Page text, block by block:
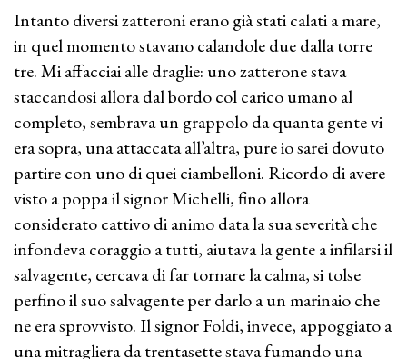
Intanto diversi zatteroni erano già stati calati a mare,
in quel momento stavano calandole due dalla torre
tre. Mi affacciai alle draglie: uno zatterone stava
staccandosi allora dal bordo col carico umano al
completo, sembrava un grappolo da quanta gente vi
era sopra, una attaccata all’altra, pure io sarei dovuto
partire con uno di quei ciambelloni. Ricordo di avere
visto a poppa il signor Michelli, fino allora
considerato cattivo di animo data la sua severità che
infondeva coraggio a tutti, aiutava la gente a infilarsi il
salvagente, cercava di far tornare la calma, si tolse
perfino il suo salvagente per darlo a un marinaio che
ne era sprovvisto. Il signor Foldi, invece, appoggiato a
una mitragliera da trentasette stava fumando una